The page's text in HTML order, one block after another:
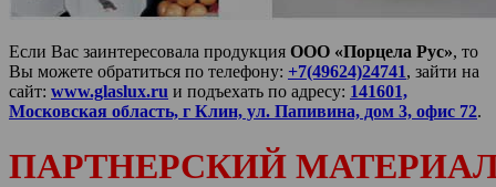
Если Вас заинтересовала продукция ООО «Порцела Рус», то
Вы можете обратиться по телефону: +7(49624)24741, зайти на
сайт: www.glaslux.ru и подъехать по адресу: 141601,
Московская область, г Клин, ул. Папивина, дом 3, офис 72.
ПАРТНЕРСКИЙ